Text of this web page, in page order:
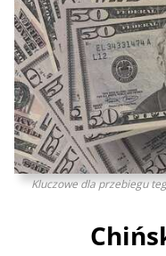
Kluczowe dla przebiegu